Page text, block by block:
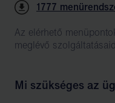
1777
Az elérhető
meglévő
Mi szükséges az